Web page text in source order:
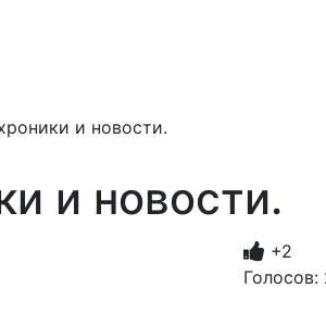
и новости.
и новости.
+2
Голосов: